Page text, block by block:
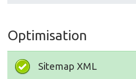
Optimisation
Sitemap XML